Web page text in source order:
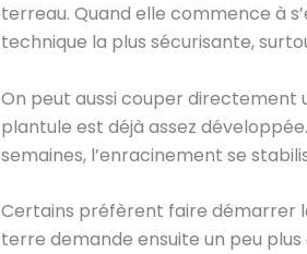
terreau. Quand elle commence à
technique la plus sécurisante,
On peut aussi couper directement
plantule est déjà assez
semaines, l’enracinement se
Certains préfèrent faire démarrer
terre demande ensuite un peu